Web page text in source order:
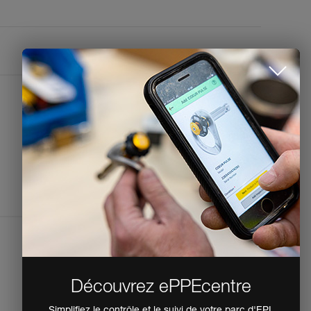
Découvrez ePPEcentre
CONTACTEZ-NOUS
Petzl America
info@petzl.com
(+1) 801 926 1500
Formulaire de contact
Espace presse
Mentions légales
Politique de confidentialité et de traitement
des données personnelles
Déclaration d'accessibilité
Paramètres des cookies